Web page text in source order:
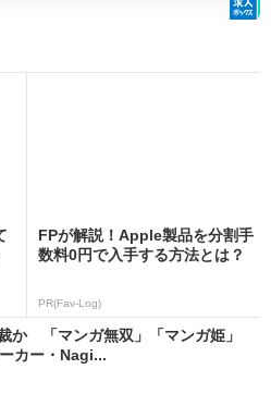
FPが解説！Apple製品を分割手
数料0円で入手する方法とは？
PR(Fav-Log)
か 「マンガ無双」「マンガ姫」
カー・Nagi...